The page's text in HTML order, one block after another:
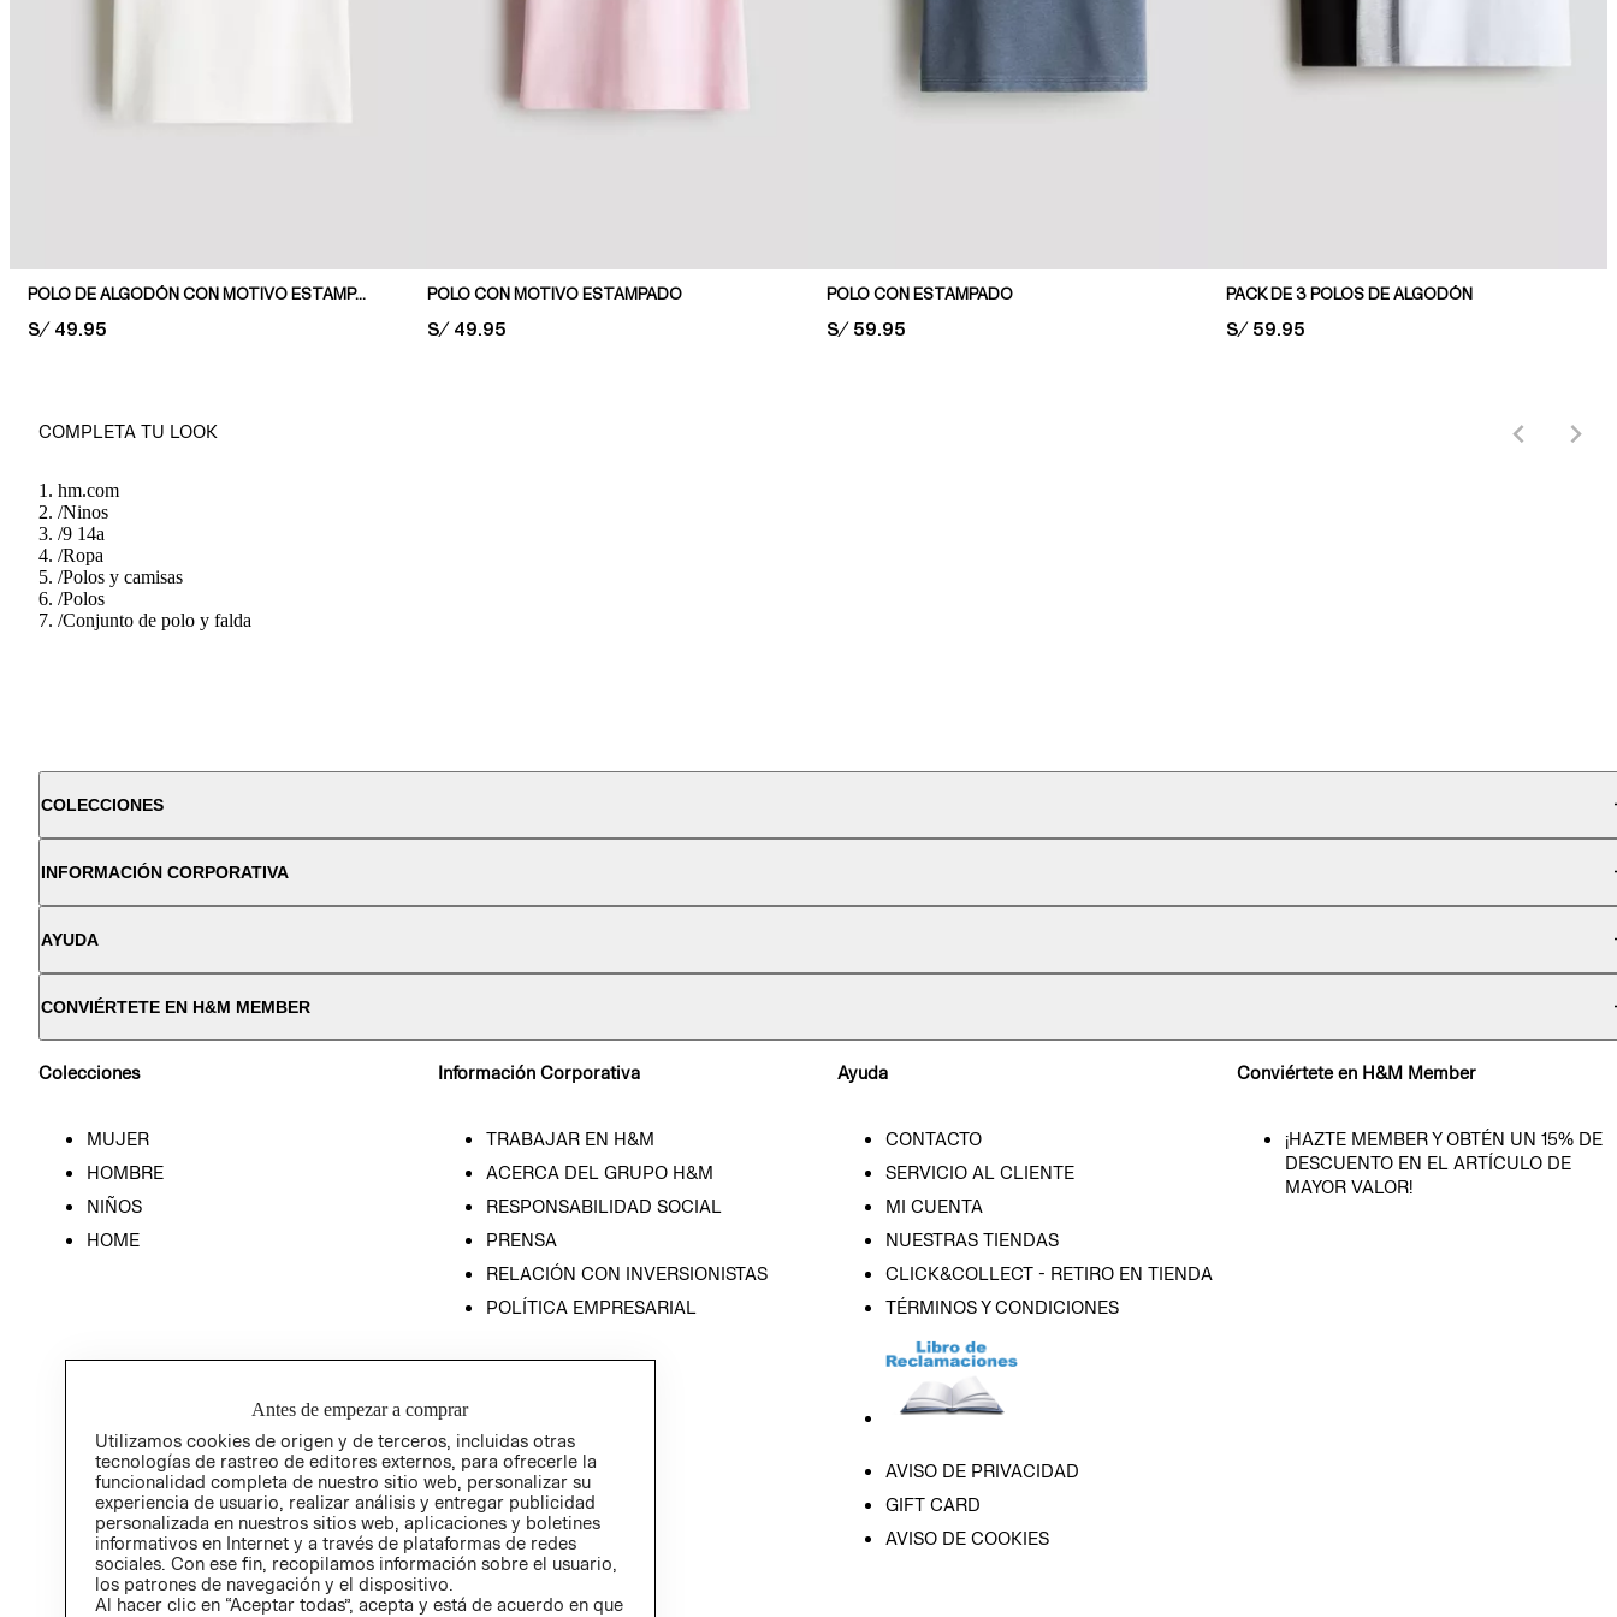
POLO DE ALGODÓN CON MOTIVO ESTAMPADO
PRICE:
S/ 49.95
POLO CON MOTIVO ESTAMPADO
PRICE:
S/ 49.95
POLO CON ESTAMPADO
PRICE:
S/ 59.95
PACK DE 3 POLOS DE ALGODÓN
PRICE:
S/ 59.95
COMPLETA TU LOOK
hm.com
/Ninos
/9 14a
/Ropa
/Polos y camisas
/Polos
/Conjunto de polo y falda
COLECCIONES
INFORMACIÓN CORPORATIVA
AYUDA
CONVIÉRTETE EN H&M MEMBER
Colecciones
MUJER
HOMBRE
NIÑOS
HOME
Información Corporativa
TRABAJAR EN H&M
ACERCA DEL GRUPO H&M
RESPONSABILIDAD SOCIAL
PRENSA
RELACIÓN CON INVERSIONISTAS
POLÍTICA EMPRESARIAL
Ayuda
CONTACTO
SERVICIO AL CLIENTE
MI CUENTA
NUESTRAS TIENDAS
CLICK&COLLECT - RETIRO EN TIENDA
TÉRMINOS Y CONDICIONES
AVISO DE PRIVACIDAD
GIFT CARD
AVISO DE COOKIES
Conviértete en H&M Member
¡HAZTE MEMBER Y OBTÉN UN 15% DE
DESCUENTO EN EL ARTÍCULO DE
MAYOR VALOR!
Antes de empezar a comprar
Utilizamos cookies de origen y de terceros, incluidas otras
tecnologías de rastreo de editores externos, para ofrecerle la
funcionalidad completa de nuestro sitio web, personalizar su
experiencia de usuario, realizar análisis y entregar publicidad
personalizada en nuestros sitios web, aplicaciones y boletines
informativos en Internet y a través de plataformas de redes
sociales. Con ese fin, recopilamos información sobre el usuario,
los patrones de navegación y el dispositivo.
Al hacer clic en “Aceptar todas”, acepta y está de acuerdo en que